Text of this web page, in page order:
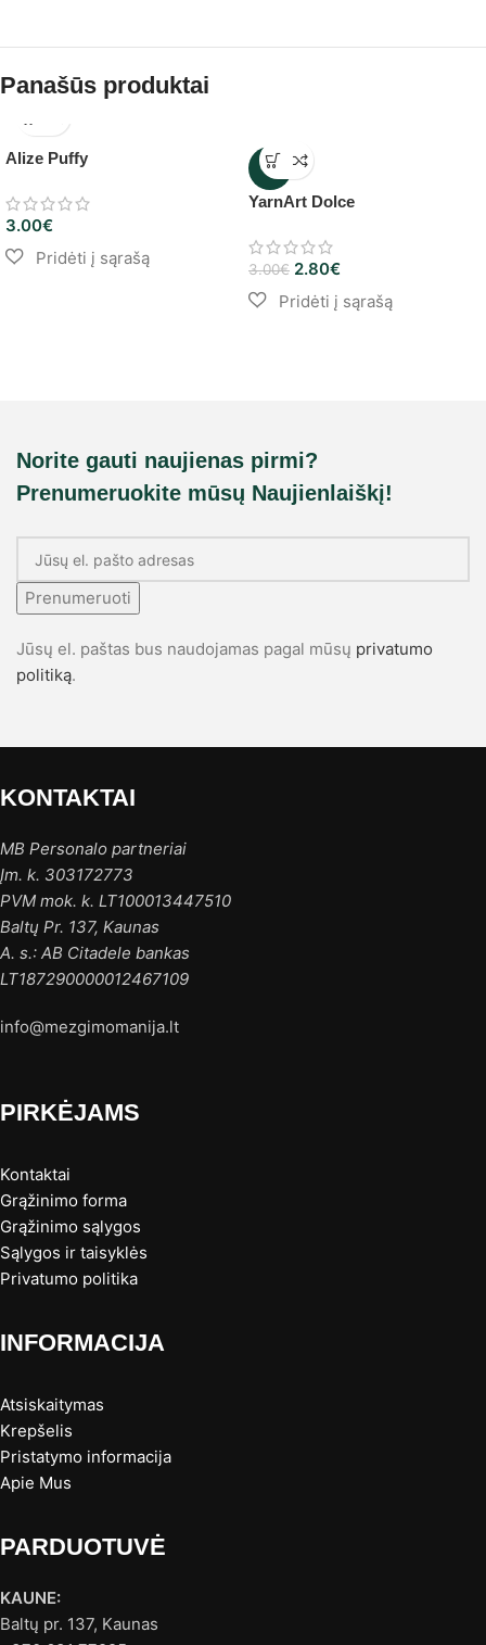
Panašūs produktai
Alize Puffy
3.00€
-7%
YarnArt Dolce
3.00€ 2.80€
Norite gauti naujienas pirmi?
Prenumeruokite mūsų Naujienlaiškį!
Prenumeruoti
Jūsų el. paštas bus naudojamas pagal mūsų privatumo
politiką.
KONTAKTAI
MB Personalo partneriai
Įm. k. 303172773
PVM mok. k. LT100013447510
Baltų Pr. 137, Kaunas
A. s.: AB Citadele bankas
LT187290000012467109
info@mezgimomanija.lt
PIRKĖJAMS
Kontaktai
Grąžinimo forma
Grąžinimo sąlygos
Sąlygos ir taisyklės
Privatumo politika
INFORMACIJA
Atsiskaitymas
Krepšelis
Pristatymo informacija
Apie Mus
PARDUOTUVĖ
KAUNE:
Baltų pr. 137, Kaunas